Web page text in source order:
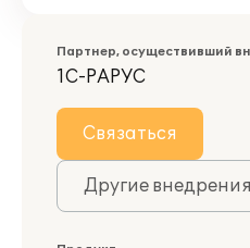
Партнер, осуществивший
1С-РАРУС
Связаться
Другие